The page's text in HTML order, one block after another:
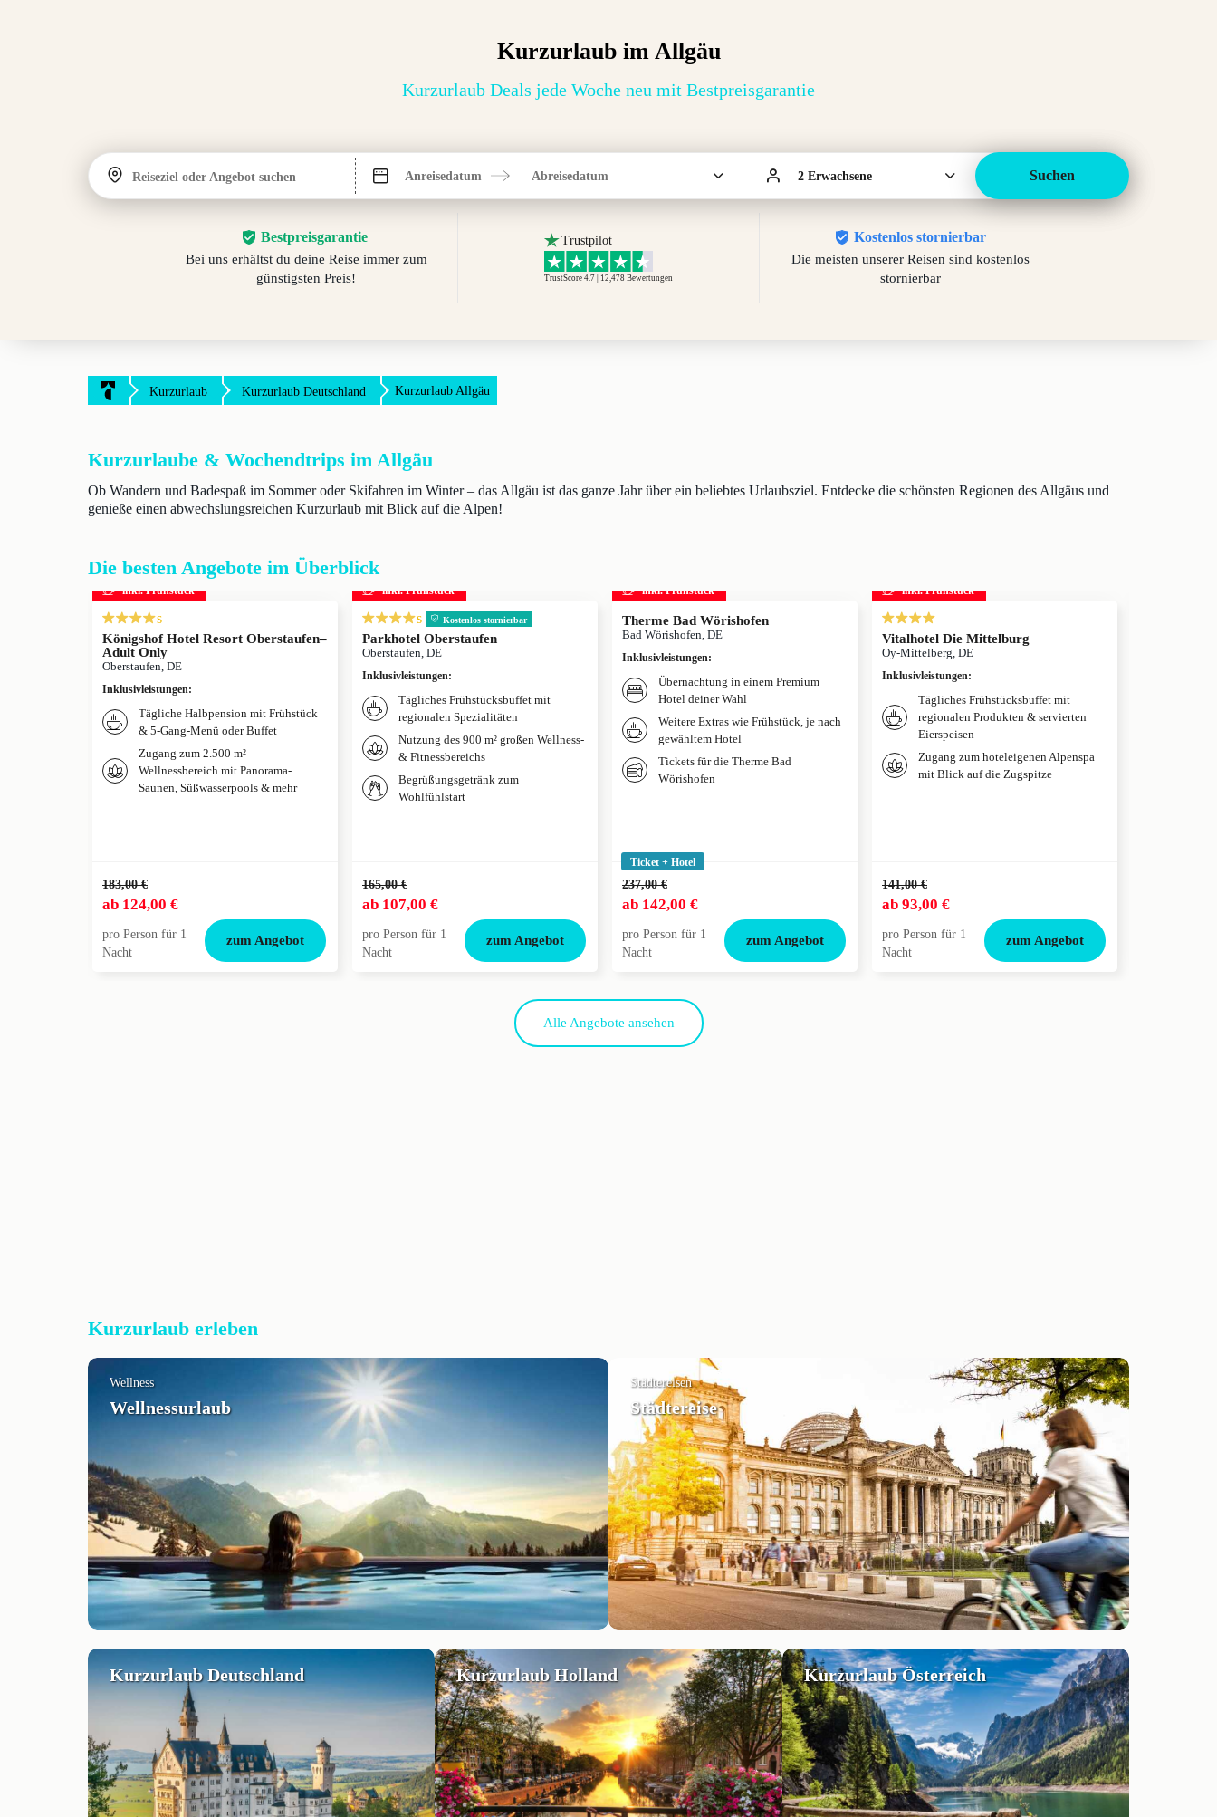
Kurzurlaub im Allgäu
Kurzurlaub Deals jede Woche neu mit Bestpreisgarantie
Reiseziel oder Angebot suchen Anreisedatum Abreisedatum 2 Erwachsene Suchen
Bestpreisgarantie
Bei uns erhältst du deine Reise immer zum
günstigsten Preis!
Trustpilot
TrustScore 4.7 | 12,478 Bewertungen
Kostenlos stornierbar
Die meisten unserer Reisen sind kostenlos
stornierbar
Kurzurlaub Kurzurlaub Deutschland Kurzurlaub Allgäu
Kurzurlaube & Wochendtrips im Allgäu
Ob Wandern und Badespaß im Sommer oder Skifahren im Winter – das Allgäu ist das ganze Jahr über ein beliebtes Urlaubsziel. Entdecke die schönsten Regionen des Allgäus und
genieße einen abwechslungsreichen Kurzurlaub mit Blick auf die Alpen!
Die besten Angebote im Überblick
inkl. Frühstück
s
Königshof Hotel Resort Oberstaufen–
Adult Only
Oberstaufen, DE
Inklusivleistungen:
Tägliche Halbpension mit Frühstück
& 5-Gang-Menü oder Buffet
Zugang zum 2.500 m²
Wellnessbereich mit Panorama-
Saunen, Süßwasserpools & mehr
183,00 €
ab 124,00 €
pro Person für 1
Nacht
zum Angebot
inkl. Frühstück
s Kostenlos stornierbar
Parkhotel Oberstaufen
Oberstaufen, DE
Inklusivleistungen:
Tägliches Frühstücksbuffet mit
regionalen Spezialitäten
Nutzung des 900 m² großen Wellness-
& Fitnessbereichs
Begrüßungsgetränk zum
Wohlfühlstart
165,00 €
ab 107,00 €
pro Person für 1
Nacht
zum Angebot
inkl. Frühstück
Therme Bad Wörishofen
Bad Wörishofen, DE
Inklusivleistungen:
Übernachtung in einem Premium
Hotel deiner Wahl
Weitere Extras wie Frühstück, je nach
gewähltem Hotel
Tickets für die Therme Bad
Wörishofen
Ticket + Hotel
237,00 €
ab 142,00 €
pro Person für 1
Nacht
zum Angebot
inkl. Frühstück
Vitalhotel Die Mittelburg
Oy-Mittelberg, DE
Inklusivleistungen:
Tägliches Frühstücksbuffet mit
regionalen Produkten & servierten
Eierspeisen
Zugang zum hoteleigenen Alpenspa
mit Blick auf die Zugspitze
141,00 €
ab 93,00 €
pro Person für 1
Nacht
zum Angebot
Alle Angebote ansehen
Kurzurlaub erleben
Wellness
Wellnessurlaub
Städtereisen
Städtereise
Kurzurlaub Deutschland Kurzurlaub Holland Kurzurlaub Österreich